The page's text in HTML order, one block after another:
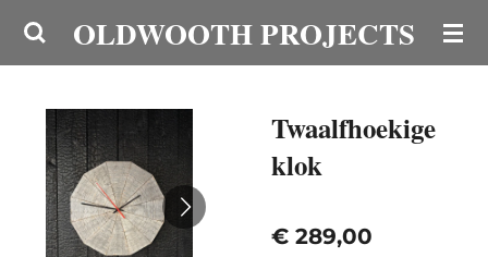
Ga
hoofdinhoud
OLDWOOTH PROJECTS
Twaalfhoekige
klok
€ 289,00